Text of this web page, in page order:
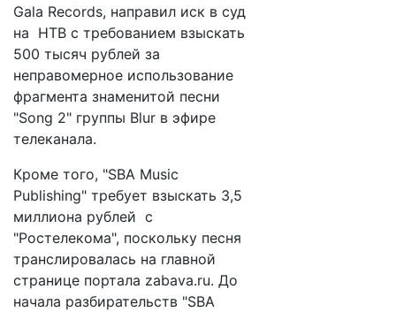
Gala Records, направил иск в суд
на НТВ с требованием взыскать
500 тысяч рублей за
неправомерное использование
фрагмента знаменитой песни
"Song 2" группы Blur в эфире
телеканала.
Кроме того, "SBA Music
Publishing" требует взыскать 3,5
миллиона рублей с
"Ростелекома", поскольку песня
транслировалась на главной
странице портала zabava.ru. До
начала разбирательств "SBA